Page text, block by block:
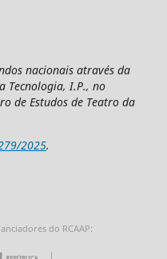
nacionais através da
Tecnologia, I.P., no
de Estudos de Teatro da
2025.
a Ciência e a Tecnologia -
do RCAAP: